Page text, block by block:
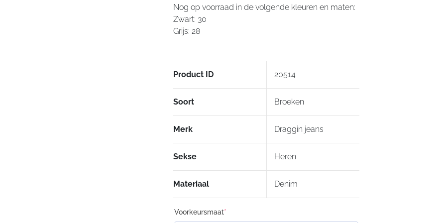
Nog op voorraad in de volgende kleuren en maten:
Zwart: 30
Grijs: 28
Product ID 20514
Soort Broeken
Merk Draggin jeans
Sekse Heren
Materiaal Denim
Voorkeursmaat*